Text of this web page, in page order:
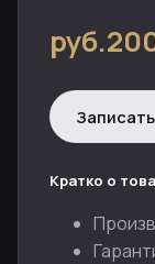
Кратко о